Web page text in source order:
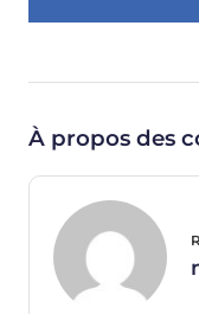
À propos des